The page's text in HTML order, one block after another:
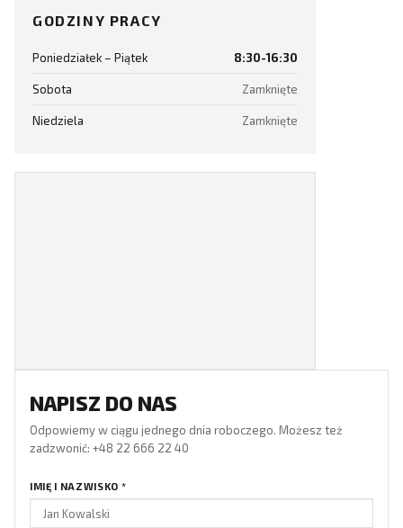
GODZINY PRACY
Poniedziałek – Piątek 8:30-16:30
Sobota Zamknięte
Niedziela Zamknięte
NAPISZ DO NAS
Odpowiemy w ciągu jednego dnia roboczego. Możesz też
zadzwonić: +48 22 666 22 40
IMIĘ I NAZWISKO *